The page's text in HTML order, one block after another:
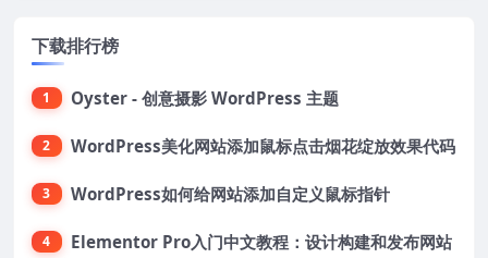
下载排行榜
1 Oyster - 创意摄影 WordPress 主题
2 WordPress美化网站添加鼠标点击烟花绽放效果代码
3 WordPress如何给网站添加自定义鼠标指针
4 Elementor Pro入门中文教程：设计构建和发布网站